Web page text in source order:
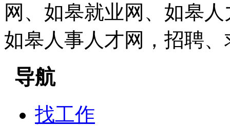
网、如皋就业网、如皋
如皋人事人才网，招聘
导航
找工作